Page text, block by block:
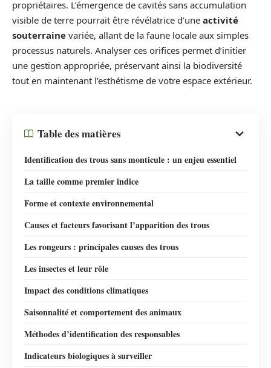
propriétaires. L’émergence de cavités sans accumulation
visible de terre pourrait être révélatrice d’une activité
souterraine variée, allant de la faune locale aux simples
processus naturels. Analyser ces orifices permet d’initier
une gestion appropriée, préservant ainsi la biodiversité
tout en maintenant l’esthétisme de votre espace extérieur.
Table des matières
Identification des trous sans monticule : un enjeu essentiel
La taille comme premier indice
Forme et contexte environnemental
Causes et facteurs favorisant l’apparition des trous
Les rongeurs : principales causes des trous
Les insectes et leur rôle
Impact des conditions climatiques
Saisonnalité et comportement des animaux
Méthodes d’identification des responsables
Indicateurs biologiques à surveiller